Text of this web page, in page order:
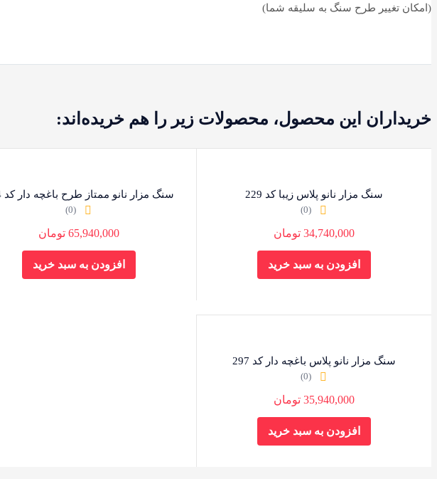
(امکان تغییر طرح سنگ به سلیقه شما)
خریداران این محصول، محصولات زیر را هم خریده‌اند:
سنگ مزار نانو پلاس زیبا کد 229
(0)
34,740,000 تومان
افزودن به سبد خرید
سنگ مزار نانو ممتاز طرح باغچه دار کد 104
(0)
65,940,000 تومان
افزودن به سبد خرید
سنگ مزار نانو پلاس باغچه دار کد 297
(0)
35,940,000 تومان
افزودن به سبد خرید